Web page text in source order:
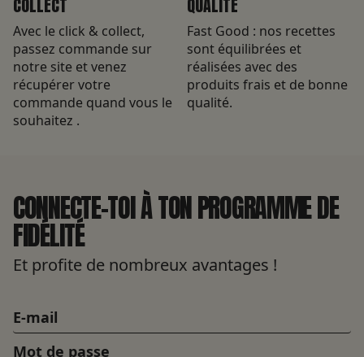
COLLECT
Avec le click & collect,
passez commande sur
notre site et venez
récupérer votre
commande quand vous le
souhaitez .
QUALITÉ
Fast Good : nos recettes
sont équilibrées et
réalisées avec des
produits frais et de bonne
qualité.
CONNECTE-TOI À TON PROGRAMME DE
FIDÉLITÉ
Et profite de nombreux avantages !